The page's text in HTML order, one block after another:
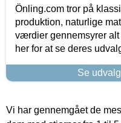
Önling.com tror på
produktion, naturlige
værdier gennemsyrer
her for at se deres
Se
Vi har gennemgået de